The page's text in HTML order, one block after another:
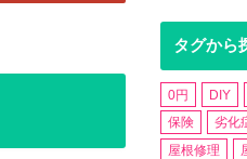
タグから
0円 DIY
保険
劣化
屋根修理